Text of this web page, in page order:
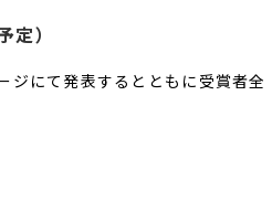
）
ジにて発表するとともに受賞者全